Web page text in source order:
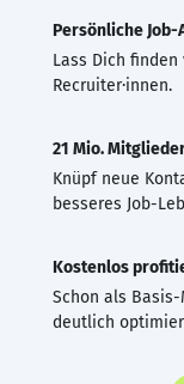
Persönliche Job-
Lass Dich
Recruiter·innen.
21 Mio.
Knüpf neue
besseres Job-
Kostenlos
Schon als
deutlich